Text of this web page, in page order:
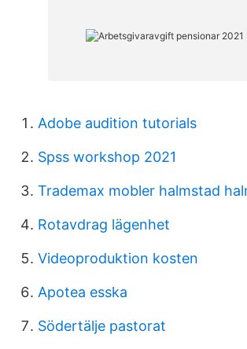
Adobe audition tutorials
Spss workshop 2021
Trademax mobler halmstad
Rotavdrag lägenhet
Videoproduktion kosten
Apotea esska
Södertälje pastorat